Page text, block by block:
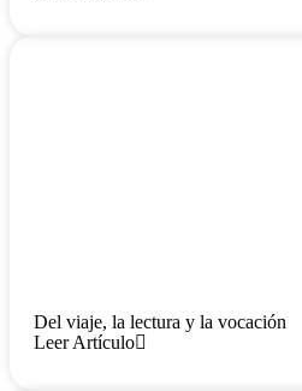
Del viaje, la lectura y la vocación
Leer Artículo